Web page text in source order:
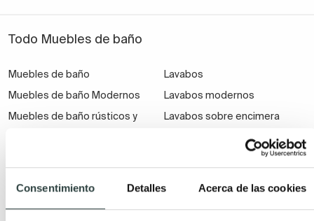
Consentimiento Detalles Acerca de las cookies
Todo Muebles de baño
Muebles de baño
Muebles de baño Modernos
Muebles de baño rústicos y
Lavabos
Lavabos modernos
Lavabos sobre encimera